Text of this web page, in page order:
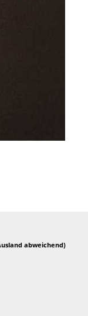
abweichend)